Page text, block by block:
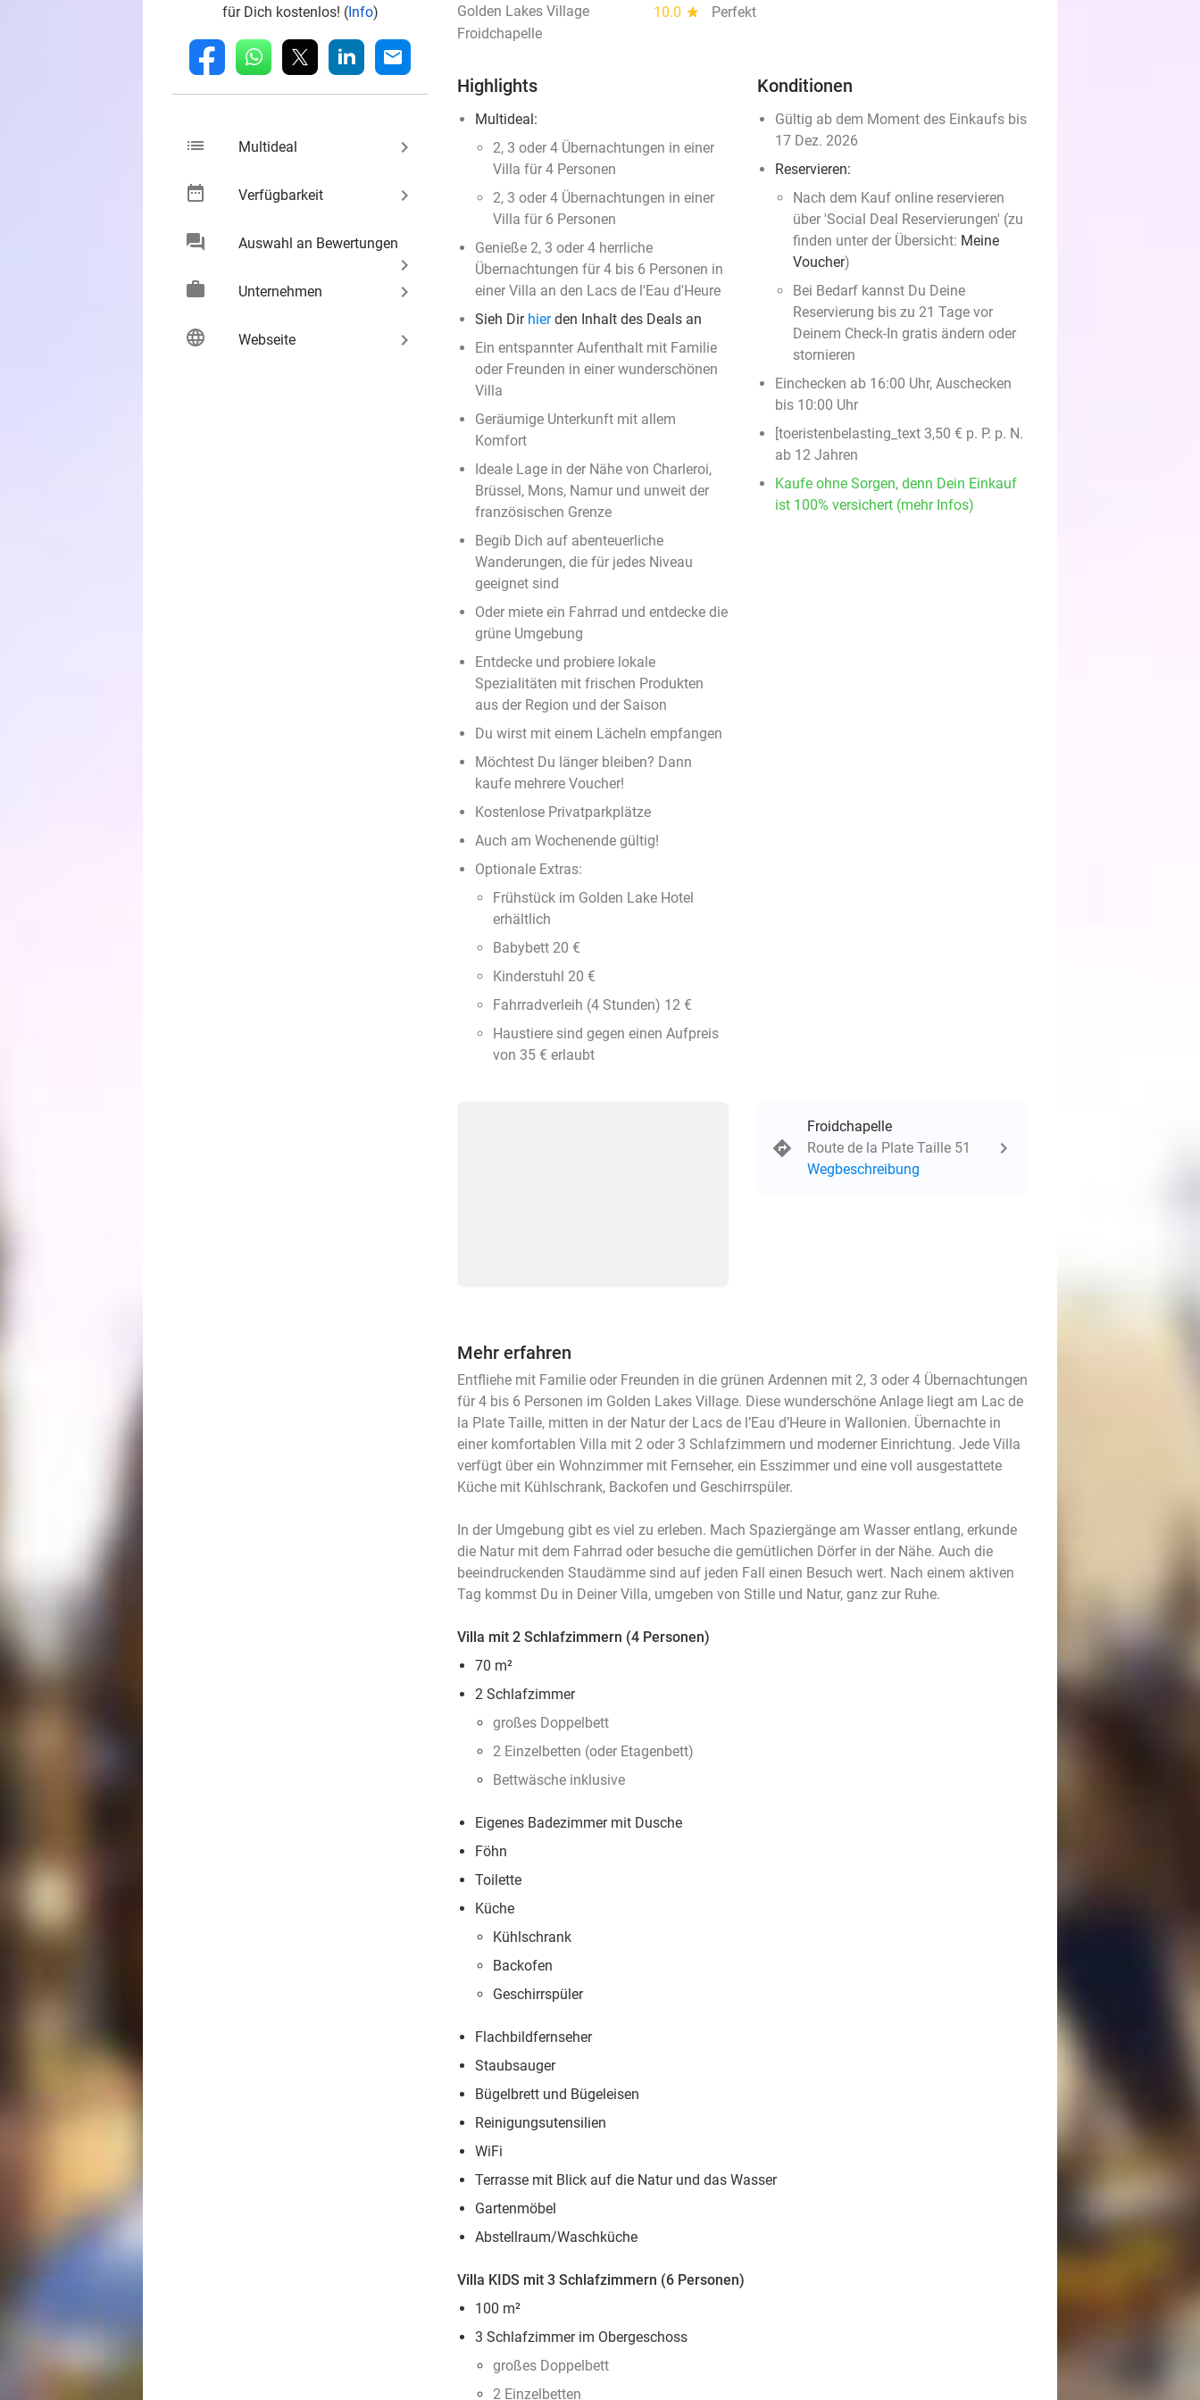
für Dich kostenlos! (Info)
fb whatsapp linkedin mail
list Multideal keyboard_arrow_right
date_range Verfügbarkeit keyboard_arrow_right
chat Auswahl an Bewertungen
keyboard_arrow_right
work
Unternehmen keyboard_arrow_right
language Webseite keyboard_arrow_right
Golden Lakes Village 10.0 star
Perfekt
Froidchapelle
Highlights
Multideal:
​2, 3 oder 4 Übernachtungen in einer
Villa für 4 Personen
2, 3 oder 4 Übernachtungen in einer
Villa für 6 Personen
Genieße 2, 3 oder 4 herrliche
Übernachtungen für 4 bis 6 Personen in
einer Villa an den Lacs de l'Eau d'Heure
Sieh Dir hierden Inhalt des Deals an
Ein entspannter Aufenthalt mit Familie
oder Freunden in einer wunderschönen
Villa
Geräumige Unterkunft mit allem
Komfort
Ideale Lage in der Nähe von Charleroi,
Brüssel, Mons, Namur und unweit der
französischen Grenze
Begib Dich auf abenteuerliche
Wanderungen, die für jedes Niveau
geeignet sind
Oder miete ein Fahrrad und entdecke die
grüne Umgebung
Entdecke und probiere lokale
Spezialitäten mit frischen Produkten
aus der Region und der Saison
Du wirst mit einem Lächeln empfangen
Möchtest Du länger bleiben? Dann
kaufe mehrere Voucher!
Kostenlose Privatparkplätze
Auch am Wochenende gültig!
Optionale Extras:
Frühstück im Golden Lake Hotel
erhältlich
Babybett 20 €
Kinderstuhl 20 €
Fahrradverleih (4 Stunden) 12 €
Haustiere sind gegen einen Aufpreis
von 35 € erlaubt
Konditionen
Gültig ab dem Moment des Einkaufs bis
17 Dez. 2026
Reservieren:
Nach dem Kauf online reservieren
über 'Social Deal Reservierungen' (zu
finden unter der Übersicht: Meine
Voucher)
Bei Bedarf kannst Du Deine
Reservierung bis zu 21 Tage vor
Deinem Check-In gratis ändern oder
stornieren
Einchecken ab 16:00 Uhr, Auschecken
bis 10:00 Uhr
[toeristenbelasting_text 3,50 € p. P. p. N.
ab 12 Jahren
Kaufe ohne Sorgen, denn Dein Einkauf
ist 100% versichert (mehr Infos)
Froidchapelle
Route de la Plate Taille 51
Wegbeschreibung
Mehr erfahren
Entfliehe mit Familie oder Freunden in die grünen Ardennen mit 2, 3 oder 4 Übernachtungen
für 4 bis 6 Personen im Golden Lakes Village. Diese wunderschöne Anlage liegt am Lac de
la Plate Taille, mitten in der Natur der Lacs de l’Eau d’Heure in Wallonien. Übernachte in
einer komfortablen Villa mit 2 oder 3 Schlafzimmern und moderner Einrichtung. Jede Villa
verfügt über ein Wohnzimmer mit Fernseher, ein Esszimmer und eine voll ausgestattete
Küche mit Kühlschrank, Backofen und Geschirrspüler.
In der Umgebung gibt es viel zu erleben. Mach Spaziergänge am Wasser entlang, erkunde
die Natur mit dem Fahrrad oder besuche die gemütlichen Dörfer in der Nähe. Auch die
beeindruckenden Staudämme sind auf jeden Fall einen Besuch wert. Nach einem aktiven
Tag kommst Du in Deiner Villa, umgeben von Stille und Natur, ganz zur Ruhe.
Villa mit 2 Schlafzimmern (4 Personen)
70 m²
2 Schlafzimmer
großes Doppelbett
2 Einzelbetten (oder Etagenbett)
Bettwäsche inklusive
Eigenes Badezimmer mit Dusche
Föhn
Toilette
Küche
Kühlschrank
Backofen
Geschirrspüler
Flachbildfernseher
Staubsauger
Bügelbrett und Bügeleisen
Reinigungsutensilien
WiFi
Terrasse mit Blick auf die Natur und das Wasser
Gartenmöbel
Abstellraum/Waschküche
Villa KIDS mit 3 Schlafzimmern (6 Personen)
100 m²
3 Schlafzimmer im Obergeschoss
großes Doppelbett
2 Einzelbetten